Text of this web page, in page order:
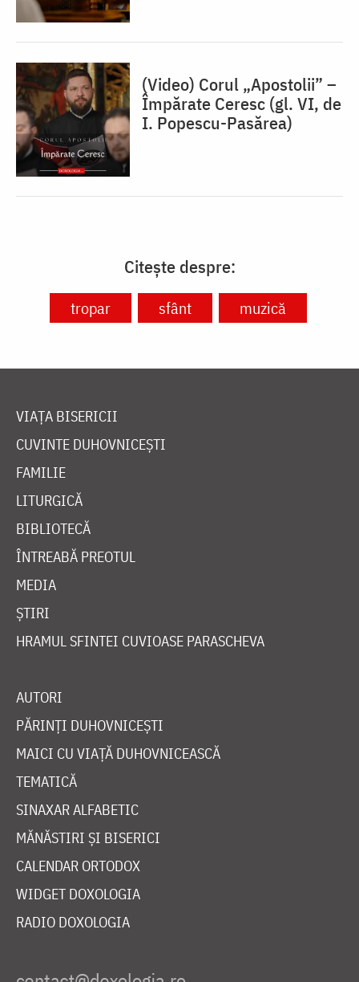
(Video) Corul „Apostolii” –
⁠Împărate Ceresc (gl. VI, de
I. Popescu-Pasărea)
Citește despre:
tropar sfânt muzică
VIAȚA BISERICII
CUVINTE DUHOVNICEȘTI
FAMILIE
LITURGICĂ
BIBLIOTECĂ
ÎNTREABĂ PREOTUL
MEDIA
ȘTIRI
HRAMUL SFINTEI CUVIOASE PARASCHEVA
AUTORI
PĂRINȚI DUHOVNICEȘTI
MAICI CU VIAȚĂ DUHOVNICEASCĂ
TEMATICĂ
SINAXAR ALFABETIC
MĂNĂSTIRI ȘI BISERICI
CALENDAR ORTODOX
WIDGET DOXOLOGIA
RADIO DOXOLOGIA